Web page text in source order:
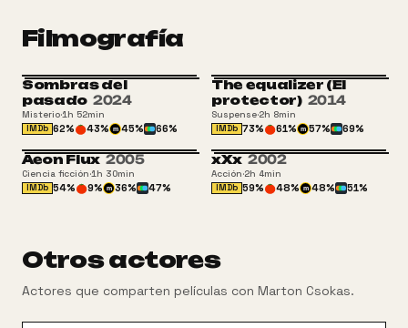
Filmografía
Sombras del
pasado 2024
Misterio·1h 52min
IMDb 62% 43% m 45% 66%
The equalizer (El
protector) 2014
Suspense·2h 8min
IMDb 73% 61% m 57% 69%
Aeon Flux 2005
Ciencia ficción·1h 30min
IMDb 54% 9% m 36% 47%
xXx 2002
Acción·2h 4min
IMDb 59% 48% m 48% 51%
Otros actores
Actores que comparten películas con Marton Csokas.